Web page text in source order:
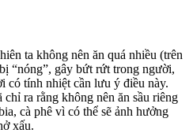
ta không nên ăn quá nhiều (trên
“nóng”, gây bứt rứt trong người,
có tính nhiệt cần lưu ý điều này.
ra rằng không nên ăn sầu riêng
cà phê vì có thể sẽ ảnh hưởng
xấu.